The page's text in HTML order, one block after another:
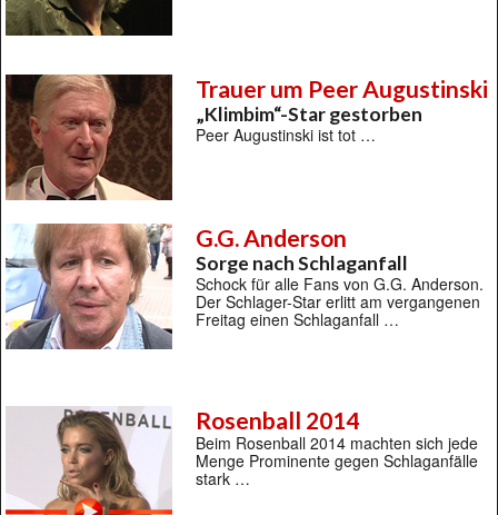
Trauer um Peer Augustinski
„Klimbim“-Star gestorben
Peer Augustinski ist tot …
G.G. Anderson
Sorge nach Schlaganfall
Schock für alle Fans von G.G. Anderson.
Der Schlager-Star erlitt am vergangenen
Freitag einen Schlaganfall …
Rosenball 2014
Beim Rosenball 2014 machten sich jede
Menge Prominente gegen Schlaganfälle
stark …